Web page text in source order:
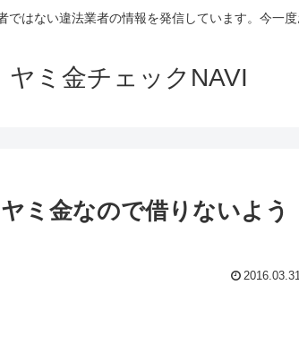
はない違法業者の情報を発信しています。今一
ヤミ金チェックNAVI
ミ金なので借りないよう
2016.03.31